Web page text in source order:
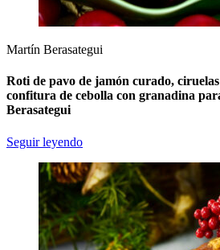
Martín Berasategui
Roti de pavo de jamón curado,
confitura de cebolla con granadina
Berasategui
Seguir leyendo